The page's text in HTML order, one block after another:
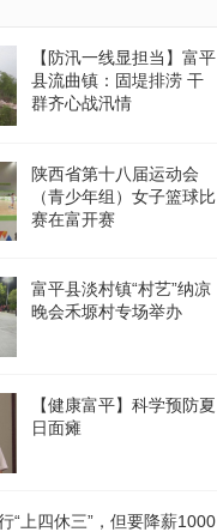
【防汛一线显担当】富平
县流曲镇：固堤排涝 干
群齐心战汛情
陕西省第十八届运动会
（青少年组）女子篮球比
赛在富开赛
富平县淡村镇“村艺”纳凉
晚会禾塬村专场举办
【健康富平】科学预防夏
日面瘫
“上四休三”，但要降薪1000